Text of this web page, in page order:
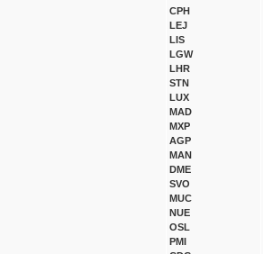
CPH
LEJ
LIS
LGW
LHR
STN
LUX
MAD
MXP
AGP
MAN
DME
SVO
MUC
NUE
OSL
PMI